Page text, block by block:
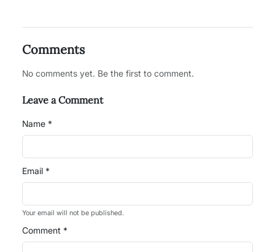
Comments
No comments yet. Be the first to comment.
Leave a Comment
Name *
Email *
Your email will not be published.
Comment *